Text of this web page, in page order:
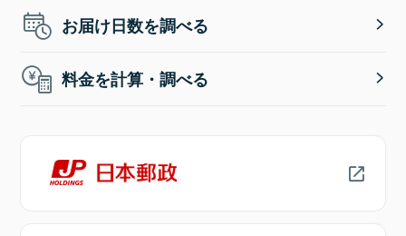
お届け日数を調べる
料金を計算・調べる